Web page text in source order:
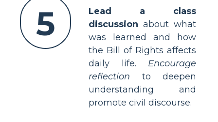
5
Lead a class
discussion about what
was learned and how
the Bill of Rights affects
daily life. Encourage
reflection to deepen
understanding and
promote civil discourse.